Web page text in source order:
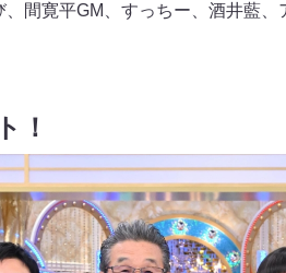
間寛平GM、すっちー、酒井藍
！